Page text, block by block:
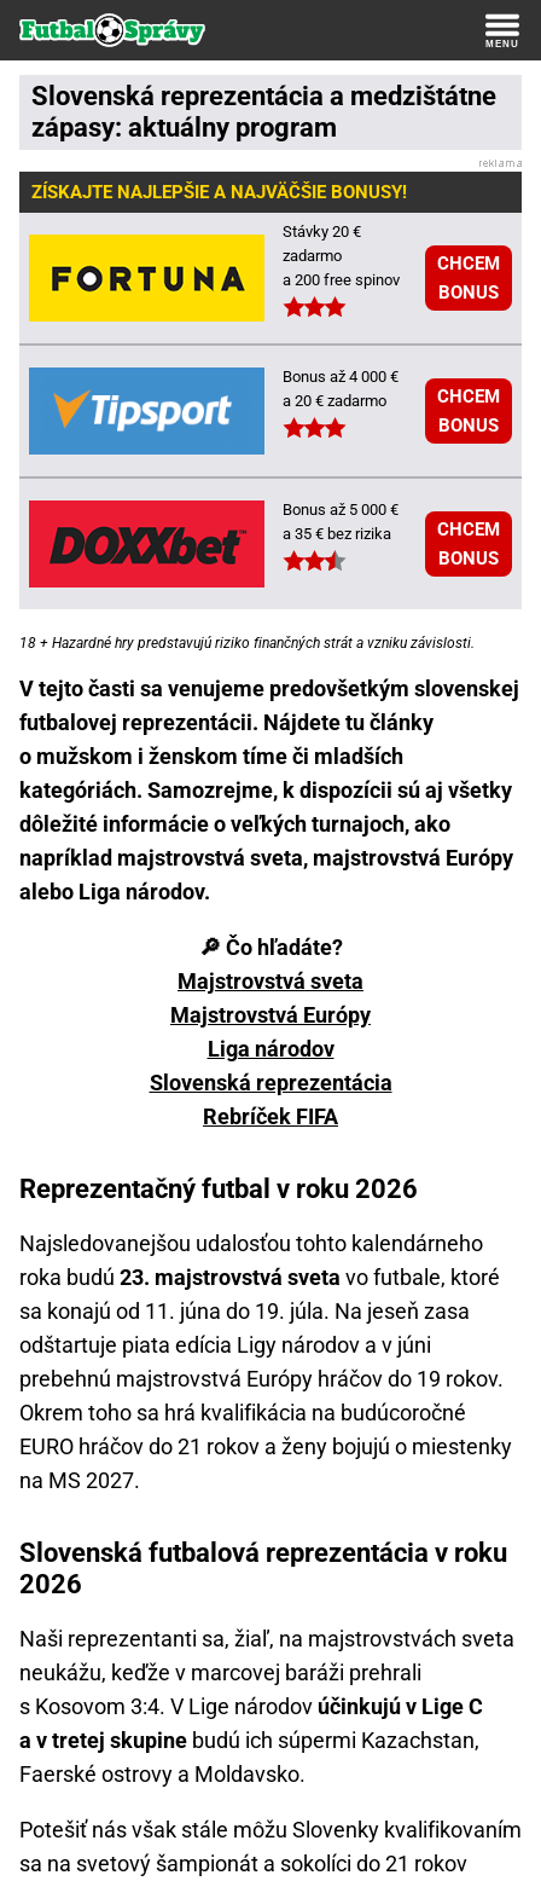
Slovenská reprezentácia a medzištátne
zápasy: aktuálny program
ZÍSKAJTE NAJLEPŠIE A NAJVÄČŠIE BONUSY!
Stávky 20 €
zadarmo
a 200 free spinov
CHCEM
BONUS
Bonus až 4 000 €
a 20 € zadarmo
CHCEM
BONUS
Bonus až 5 000 €
a 35 € bez rizika
CHCEM
BONUS
18 + Hazardné hry predstavujú riziko finančných strát a vzniku závislosti.
V tejto časti sa venujeme predovšetkým slovenskej
futbalovej reprezentácii. Nájdete tu články
o mužskom i ženskom tíme či mladších
kategóriách. Samozrejme, k dispozícii sú aj všetky
dôležité informácie o veľkých turnajoch, ako
napríklad majstrovstvá sveta, majstrovstvá Európy
alebo Liga národov.
🔎 Čo hľadáte?
Majstrovstvá sveta
Majstrovstvá Európy
Liga národov
Slovenská reprezentácia
Rebríček FIFA
Reprezentačný futbal v roku 2026
Najsledovanejšou udalosťou tohto kalendárneho
roka budú 23. majstrovstvá sveta vo futbale, ktoré
sa konajú od 11. júna do 19. júla. Na jeseň zasa
odštartuje piata edícia Ligy národov a v júni
prebehnú majstrovstvá Európy hráčov do 19 rokov.
Okrem toho sa hrá kvalifikácia na budúcoročné
EURO hráčov do 21 rokov a ženy bojujú o miestenky
na MS 2027.
Slovenská futbalová reprezentácia v roku
2026
Naši reprezentanti sa, žiaľ, na majstrovstvách sveta
neukážu, keďže v marcovej baráži prehrali
s Kosovom 3:4. V Lige národov účinkujú v Lige C
a v tretej skupine budú ich súpermi Kazachstan,
Faerské ostrovy a Moldavsko.
Potešiť nás však stále môžu Slovenky kvalifikovaním
sa na svetový šampionát a sokolíci do 21 rokov